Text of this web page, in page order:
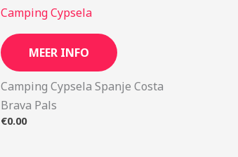
Camping Cypsela
MEER INFO
Camping Cypsela Spanje Costa
Brava Pals
€0.00